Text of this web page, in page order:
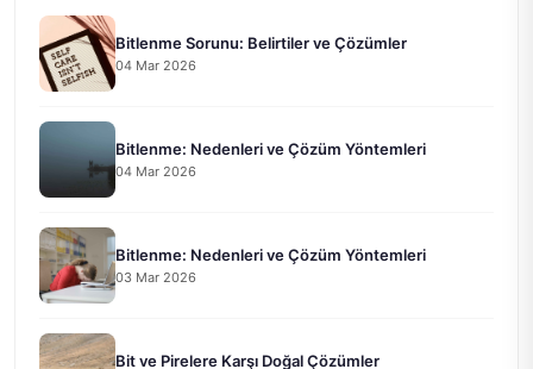
Bitlenme Sorunu: Belirtiler ve Çözümler
04 Mar 2026
Bitlenme: Nedenleri ve Çözüm Yöntemleri
04 Mar 2026
Bitlenme: Nedenleri ve Çözüm Yöntemleri
03 Mar 2026
Bit ve Pirelere Karşı Doğal Çözümler